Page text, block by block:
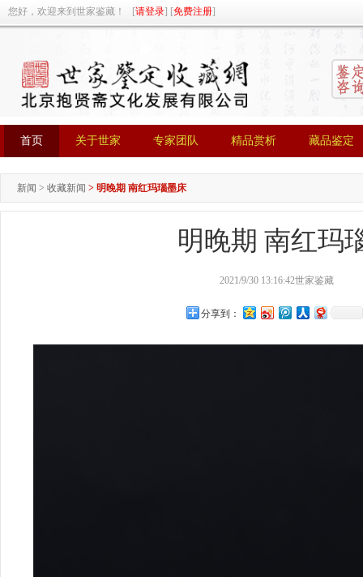
您好，欢迎来到世家鉴藏！ [请登录] [免费注册]
首页
首页
关于世家
关于世家
专家团队
专家团队
精品赏析
精品赏析
藏品鉴定
藏品鉴定
新闻 > 收藏新闻 > 明晚期 南红玛瑙墨床
明晚期 南红玛
2021/9/30 13:16:42世家鉴藏
分享到：